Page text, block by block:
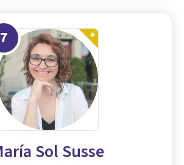
7
Sol Susse